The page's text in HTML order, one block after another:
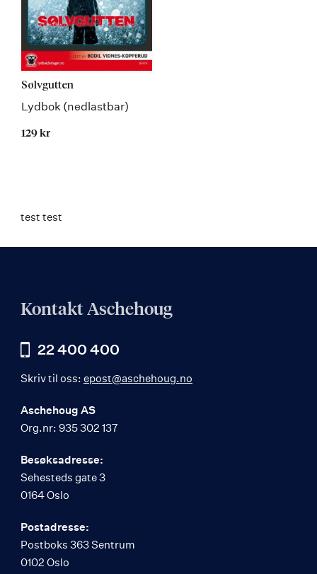
Sølvgutten
Lydbok (nedlastbar)
129 kr
test test
Kontakt Aschehoug
22 400 400
Skriv til oss: epost@aschehoug.no
Aschehoug AS
Org.nr: 935 302 137
Besøksadresse:
Sehesteds gate 3
0164 Oslo
Postadresse:
Postboks 363 Sentrum
0102 Oslo